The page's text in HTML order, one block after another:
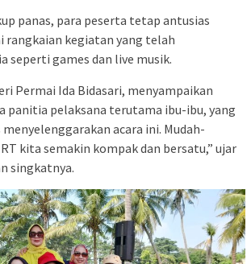
panas, para peserta tetap antusias
rangkaian kegiatan yang telah
seperti games dan live musik.
Permai Ida Bidasari, menyampaikan
panitia pelaksana terutama ibu-ibu, yang
acara ini. Mudah-
kita semakin kompak dan bersatu,” ujar
singkatnya.